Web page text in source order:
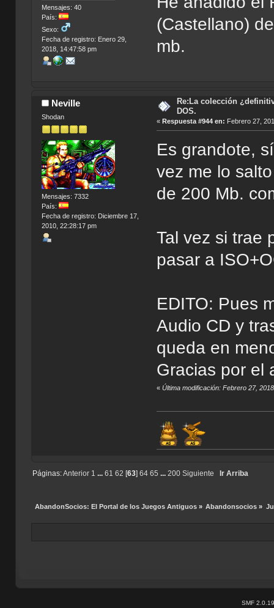
Mensajes: 40
País:
Sexo:
Fecha de registro: Enero 29,
2018, 14:47:58 pm
(Castellano)
mb.
Neville
Shodan
Mensajes: 7332
País:
Fecha de registro: Diciembre 17,
2010, 22:28:17 pm
Re:La colección
DOS.
«Respuesta #944 en: Febrero 27,
Es grandote,
vez me lo
de 200 Mb.
Tal vez si trae
pasar a
EDITO: Pues
Audio CD y
queda en
Gracias por el
«Última modificación: Febrero 27,
Páginas:Anterior 1 ... 61 62 [63] 64 65 ... 200 Siguiente Ir Arriba
AbandonSocios: El Portal de los Juegos Antiguos» Abandonsocios »
SMF 2.0.19